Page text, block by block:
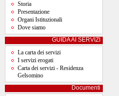
Storia
Presentazione
Organi Istituzionali
Dove siamo
GUIDA AI SERVIZI
La carta dei servizi
I servizi erogati
Carta dei servizi - Residenza
Gelsomino
Documenti